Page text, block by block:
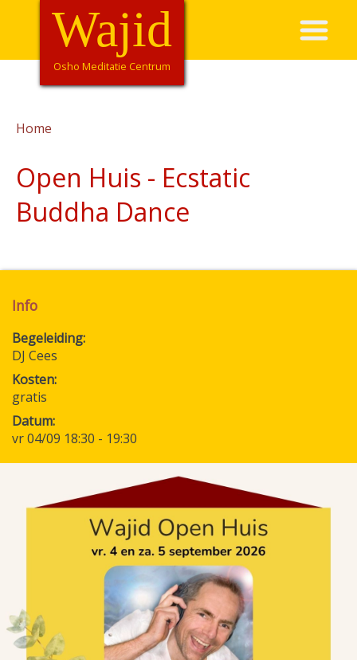
Overslaan
de
HoofdnavigatieWajid
Osho Meditatie Centrum
Home
Open Huis - Ecstatic
Buddha Dance
Info
Begeleiding
DJ Cees
Kosten
gratis
Datum
vr 04/09 18:30 - 19:30